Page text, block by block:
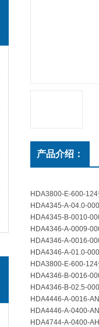
产品介绍：
HDA3800-E-600-
HDA4345-A-04.0-
HDA4345-B-0010-
HDA4346-A-0009-
HDA4346-A-0016-
HDA4346-A-01.0-
HDA3800-E-600-
HDA4346-B-0016-
HDA4346-B-02.5-
HDA4446-A-0016-
HDA4446-A-0400-
HDA4744-A-0400-